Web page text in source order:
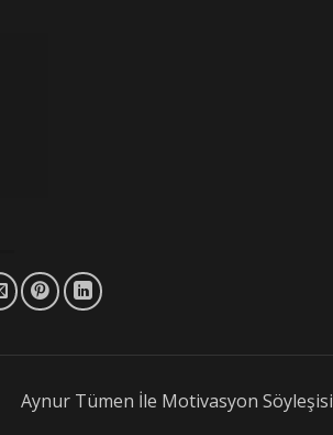
Aynur Tümen İle Motivasyon Söyleşisi